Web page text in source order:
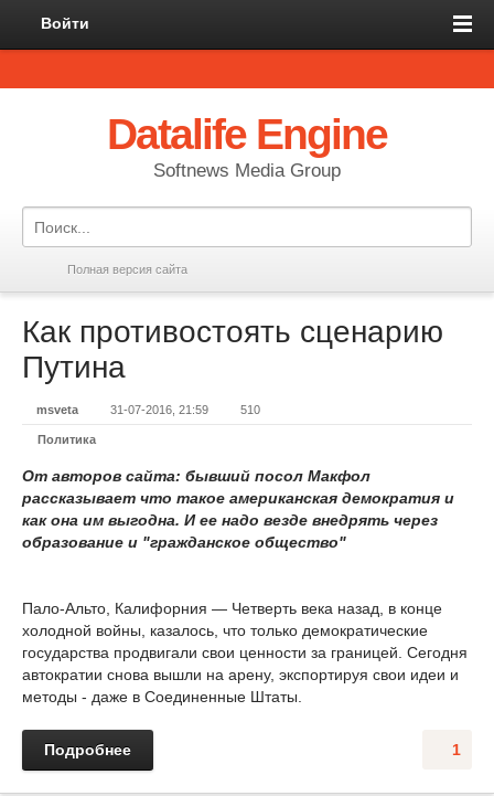
Войти
Datalife Engine
Softnews Media Group
Полная версия сайта
Как противостоять сценарию
Путина
msveta 31-07-2016, 21:59 510
Политика
От авторов сайта: бывший посол Макфол
рассказывает что такое американская демократия и
как она им выгодна. И ее надо везде внедрять через
образование и "гражданское общество"
Пало-Альто, Калифорния — Четверть века назад, в конце
холодной войны, казалось, что только демократические
государства продвигали свои ценности за границей. Сегодня
автократии снова вышли на арену, экспортируя свои идеи и
методы - даже в Соединенные Штаты.
1
Подробнее